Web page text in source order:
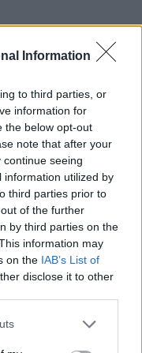
Information
to third parties, or
information for
the below opt-out
note that after your
seeing
information utilized by
third parties prior to
of the further
by third parties on the
information may
on the IAB’s List of
disclose it to other
undinėlę gyvai,
svajonė.
svajojau, o
į Vokietiją,
per tuos ketverius